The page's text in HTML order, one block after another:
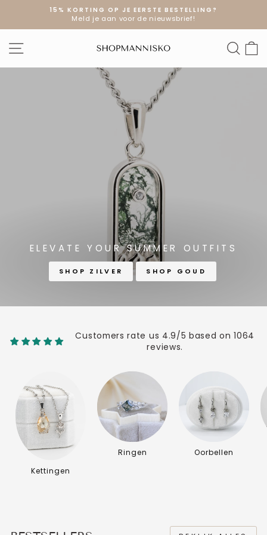
artikel
Diavoorstelling
15% KORTING OP JE EERSTE BESTELLING?
Meld je aan voor de nieuwsbrief!
SITE NAVIGATIE
ELEVATE YOUR SUMMER OUTFITS
SHOP ZILVER SHOP GOUD
Customers rate us 4.9/5 based on 1064
reviews.
Kettingen
Ringen Oorbellen